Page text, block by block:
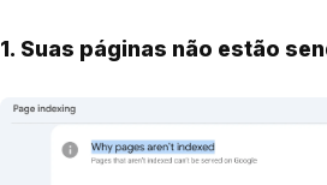
1. Suas páginas não estão